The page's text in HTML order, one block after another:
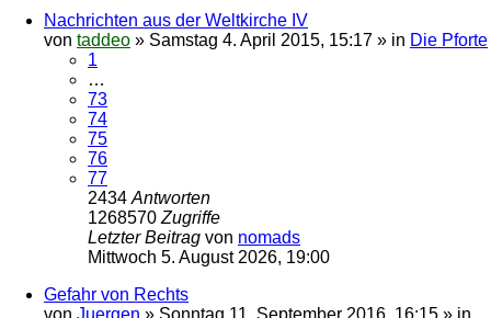
Nachrichten aus der Weltkirche IV
von taddeo » Samstag 4. April 2015, 15:17 » in Die Pforte
1
…
73
74
75
76
77
2434 Antworten
1268570 Zugriffe
Letzter Beitrag von nomads
Mittwoch 5. August 2026, 19:00
Gefahr von Rechts
von Juergen » Sonntag 11. September 2016, 16:15 » in